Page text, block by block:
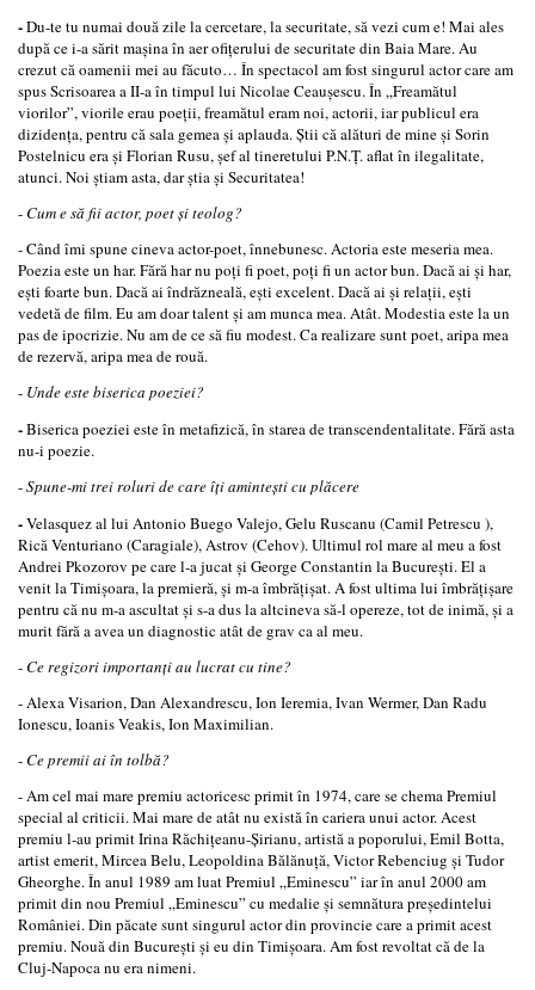
-Du-­te tu numai două zile la cercetare, la securitate, să vezi cum e! Mai ales
după ce i­-a sărit maşina în aer ofiţerului de securitate din Baia Mare. Au
crezut că oamenii mei au făcut­o… În spectacol am fost singurul actor care am
spus Scrisoarea a II-­a în timpul lui Nicolae Ceauşescu. În „Freamătul
viorilor”, viorile erau poeţii, freamătul eram noi, actorii, iar publicul era
dizidenţa, pentru că sala gemea şi aplauda. Ştii că alături de mine şi Sorin
Postelnicu era şi Florian Rusu, şef al tineretului P.N.Ţ.­ aflat în ilegalitate,
atunci. Noi ştiam asta, dar ştia şi Securitatea!
-Cum e să fii actor, poet şi teolog?
- Când îmi spune cineva actor-­poet, înnebunesc. Actoria este meseria mea.
Poezia este un har. Fără har nu poţi fi poet, poţi fi un actor bun. Dacă ai şi har,
eşti foarte bun. Dacă ai îndrăzneală, eşti excelent. Dacă ai şi relaţii, eşti
vedetă de film. Eu am doar talent şi am munca mea. Atât. Modestia este la un
pas de ipocrizie. Nu am de ce să fiu modest. Ca realizare sunt poet, aripa mea
de rezervă, aripa mea de rouă.
- Unde este biserica poeziei?
-Biserica poeziei este în metafizică, în starea de transcendentalitate. Fără asta
nu-­i poezie.
-Spune-­mi trei roluri de care îţi aminteşti cu plăcere
-Velasquez al lui Antonio Buego Valejo, Gelu Ruscanu (Camil Petrescu ),
Rică Venturiano (Caragiale), Astrov (Cehov). Ultimul rol mare al meu a fost
Andrei Pkozorov pe care l-­a jucat şi George Constantin la Bucureşti. El a
venit la Timişoara, la premieră, şi m­-a îmbrăţişat. A fost ultima lui îmbrăţişare
pentru că nu m­-a ascultat şi s-­a dus la altcineva să-­l opereze, tot de inimă, şi a
murit fără a avea un diagnostic atât de grav ca al meu.
-Ce regizori importanţi au lucrat cu tine?
- Alexa Visarion, Dan Alexandrescu, Ion Ieremia, Ivan Wermer, Dan Radu
Ionescu, Ioanis Veakis, Ion Maximilian.
-Ce premii ai în tolbă?
- Am cel mai mare premiu actoricesc primit în 1974, care se chema Premiul
special al criticii. Mai mare de atât nu există în cariera unui actor. Acest
premiu l-­au primit Irina Răchiţeanu-Şirianu, artistă a poporului, Emil Botta,
artist emerit, Mircea Belu, Leopoldina Bălănuţă, Victor Rebenciug şi Tudor
Gheorghe. În anul 1989 am luat Premiul „Eminescu” iar în anul 2000 am
primit din nou Premiul „Eminescu” cu medalie şi semnătura preşedintelui
României. Din păcate sunt singurul actor din provincie care a primit acest
premiu. Nouă din Bucureşti şi eu din Timişoara. Am fost revoltat că de la
Cluj-Napoca nu era nimeni.